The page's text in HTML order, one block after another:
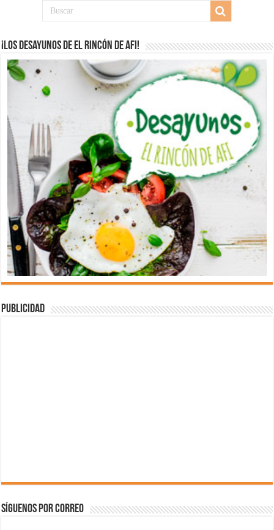
¡Los desayunos de El Rincón de Afi!
Publicidad
Síguenos por correo